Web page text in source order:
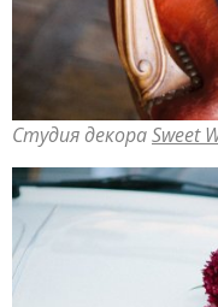
Студия декораSweet